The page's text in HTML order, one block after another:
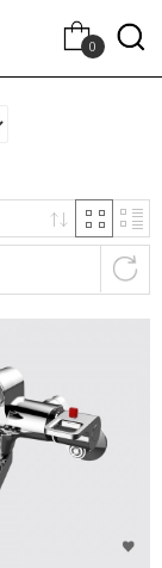
0